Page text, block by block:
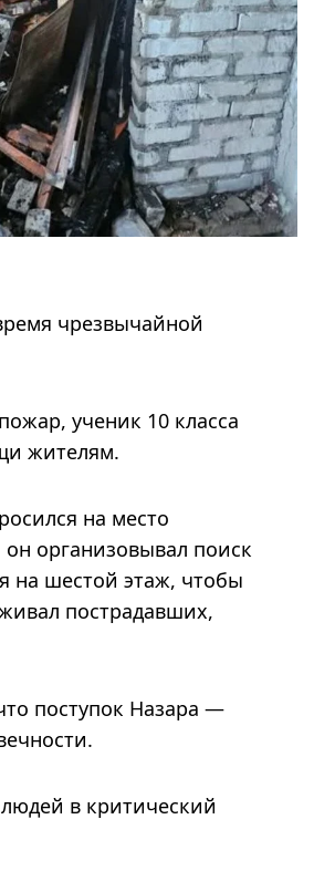
чрезвычайной
ученик 10 класса
жителям.
на место
организовывал поиск
на шестой этаж, чтобы
пострадавших,
поступок Назара —
в критический